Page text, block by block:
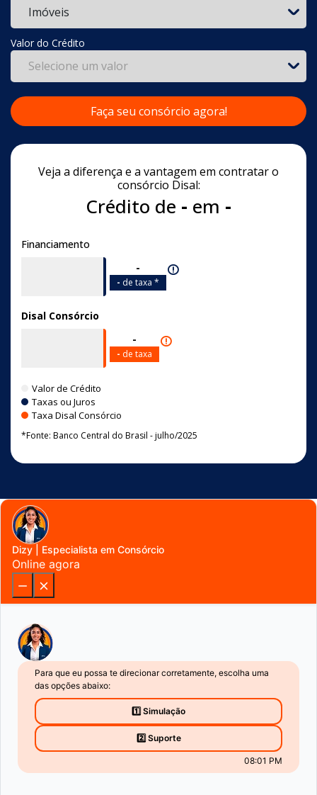
Imóveis
Valor do Crédito
Selecione um valor
Faça seu consórcio agora!
Veja a diferença e a vantagem em contratar o
consórcio Disal:
Crédito de - em -
Financiamento
-
- de taxa *
Disal Consórcio
-
- de taxa
Cor cinza
Valor de Crédito
Cor azul
Taxas ou Juros
Cor laranja
Taxa Disal Consórcio
*Fonte: Banco Central do Brasil - julho/2025
Dizy | Especialista em Consórcio
Online agora
Para que eu possa te direcionar corretamente, escolha uma
das opções abaixo:
1️⃣ Simulação
2️⃣ Suporte
08:01 PM